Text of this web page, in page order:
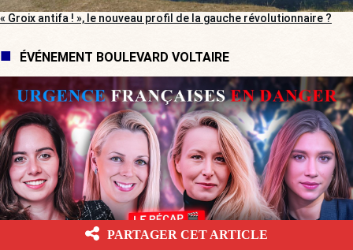
« Groix antifa ! », le nouveau profil de la gauche révolutionnaire ?
ÉVÉNEMENT BOULEVARD VOLTAIRE
PARTAGER CET ARTICLE